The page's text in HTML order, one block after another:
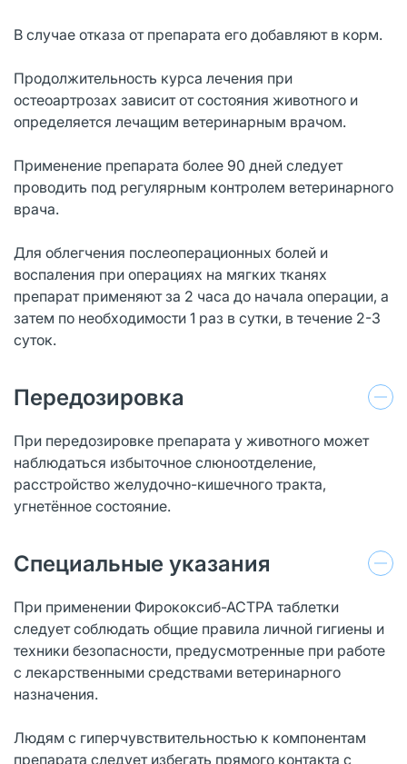
В случае отказа от препарата его добавляют в корм.
Продолжительность курса лечения при
остеоартрозах зависит от состояния животного и
определяется лечащим ветеринарным врачом.
Применение препарата более 90 дней следует
проводить под регулярным контролем ветеринарного
врача.
Для облегчения послеоперационных болей и
воспаления при операциях на мягких тканях
препарат применяют за 2 часа до начала операции, а
затем по необходимости 1 раз в сутки, в течение 2-3
суток.
Передозировка
При передозировке препарата у животного может
наблюдаться избыточное слюноотделение,
расстройство желудочно-кишечного тракта,
угнетённое состояние.
Специальные указания
При применении Фирококсиб-АСТРА таблетки
следует соблюдать общие правила личной гигиены и
техники безопасности, предусмотренные при работе
с лекарственными средствами ветеринарного
назначения.
Людям с гиперчувствительностью к компонентам
препарата следует избегать прямого контакта с